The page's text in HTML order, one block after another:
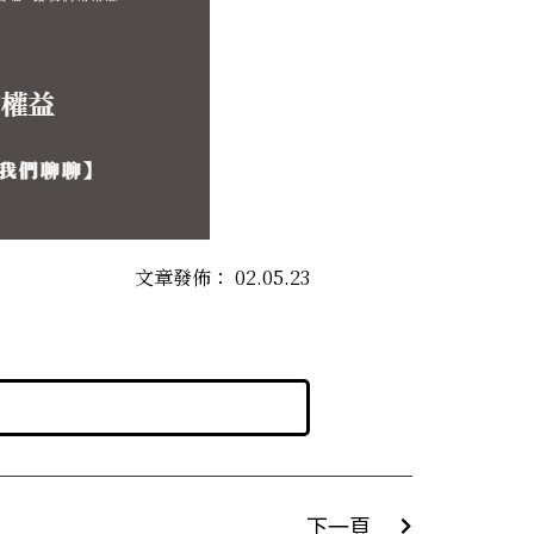
文章發佈： 02.05.23
下一頁